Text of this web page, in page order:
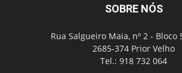
SOBRE NÓS
Rua Salgueiro Maia, nº 2 - Bloco
2685-374 Prior Velho
Tel.: 918 732 064